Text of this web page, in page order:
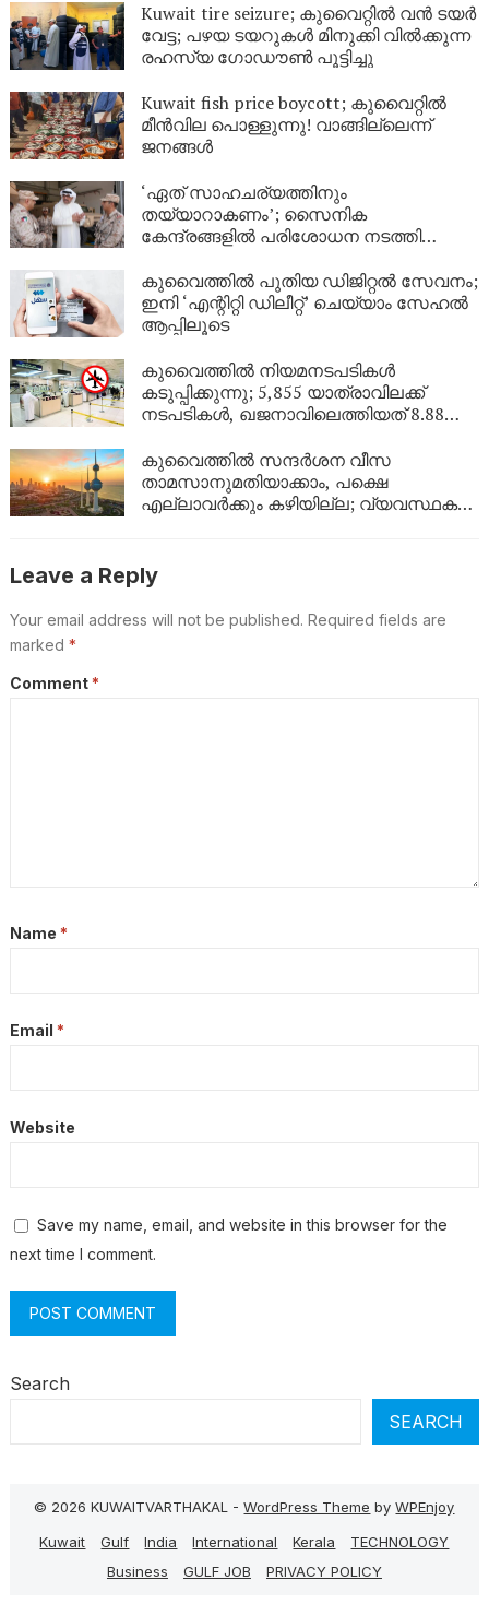
Kuwait tire seizure; കുവൈറ്റിൽ വൻ ടയർ
വേട്ട; പഴയ ടയറുകൾ മിനുക്കി വിൽക്കുന്ന
രഹസ്യ ഗോഡൗൺ പൂട്ടിച്ചു
Kuwait fish price boycott; കുവൈറ്റിൽ
മീൻവില പൊള്ളുന്നു! വാങ്ങില്ലെന്ന്
ജനങ്ങൾ
‘ഏത് സാഹചര്യത്തിനും
തയ്യാറാകണം’; സൈനിക
കേന്ദ്രങ്ങളിൽ പരിശോധന നടത്തി
കുവൈത്തിൽ പുതിയ ഡിജിറ്റൽ സേവനം;
ഇനി ‘എന്റിറ്റി ഡിലീറ്റ്’ ചെയ്യാം സേഹൽ
ആപ്പിലൂടെ
കുവൈത്തിൽ നിയമനടപടികൾ
കടുപ്പിക്കുന്നു; 5,855 യാത്രാവിലക്ക്
നടപടികൾ, ഖജനാവിലെത്തിയത് 8.88
കുവൈത്തിൽ സന്ദർശന വീസ
താമസാനുമതിയാക്കാം, പക്ഷെ
എല്ലാവർക്കും കഴിയില്ല; വ്യവസ്ഥകൾ
Leave a Reply
Your email address will not be published. Required fields are
marked *
Comment *
Name *
Email *
Website
Save my name, email, and website in this browser for the
next time I comment.
Search
SEARCH
© 2026 KUWAITVARTHAKAL -WordPress Theme byWPEnjoy
Kuwait
Gulf India International Kerala
TECHNOLOGY
Business
GULF JOB PRIVACY POLICY